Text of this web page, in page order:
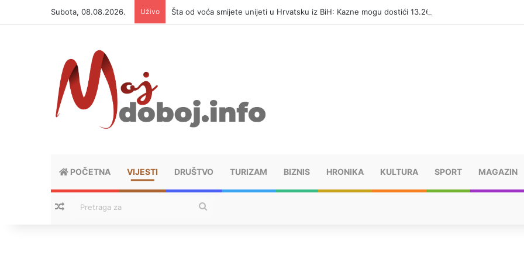
Subota, 08.08.2026. Uživo Šta od voća smijete unijeti u Hrvatsku iz BiH: Kazne mogu dostići 13.260 evra
POČETNA VIJESTI DRUŠTVO TURIZAM BIZNIS HRONIKA KULTURA SPORT MAGAZIN
Nasumični tekstovi